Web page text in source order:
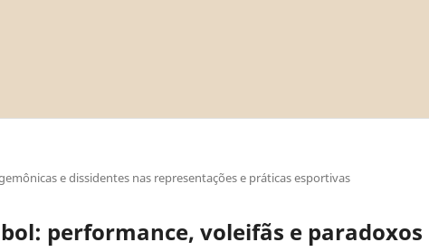
e dissidentes nas representações e práticas esportivas
performance, voleifãs e paradoxos